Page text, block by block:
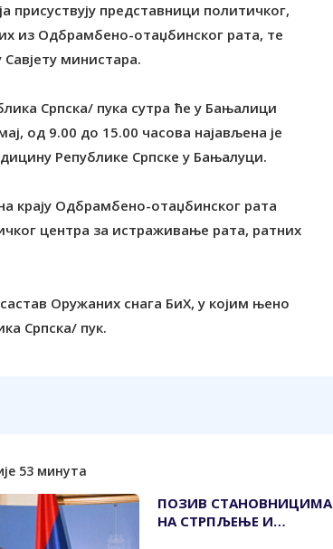
представници политичког,
из Одбрамбено-отаџбинског рата, те
министара.
Српска/ пука сутра ће у Бањалици
од 9.00 до 15.00 часова најављена је
Републике Српске у Бањалуци.
крају Одбрамбено-отаџбинског рата
центра за истраживање рата, ратних
Оружаних снага БиХ, у којим њено
Српска/ пук.
53 минута
ПОЗИВ СTАНОВНИЦИМА
НА СTРПЉЕЊЕ И